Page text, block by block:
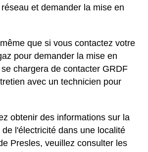
et demander la mise en
que si vous contactez votre
pour demander la mise en
chargera de contacter GRDF
avec un technicien pour
obtenir des informations sur la
l'électricité dans une localité
Presles, veuillez consulter les